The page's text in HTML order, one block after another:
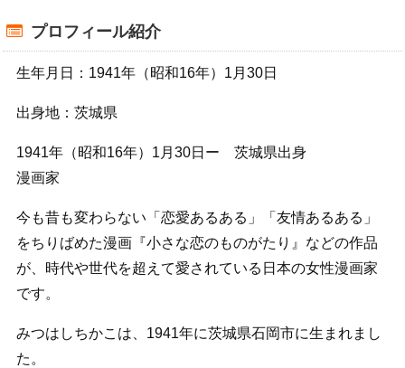
プロフィール紹介
生年月日：1941年（昭和16年）1月30日
出身地：茨城県
1941年（昭和16年）1月30日ー 茨城県出身
漫画家
今も昔も変わらない「恋愛あるある」「友情あるある」
をちりばめた漫画『小さな恋のものがたり』などの作品
が、時代や世代を超えて愛されている日本の女性漫画家
です。
みつはしちかこは、1941年に茨城県石岡市に生まれまし
た。